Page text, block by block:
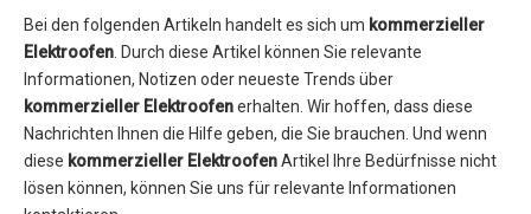
Bei den folgenden Artikeln handelt es sich um kommerzieller
Elektroofen . Durch diese Artikel können Sie relevante
Informationen, Notizen oder neueste Trends über
kommerzieller Elektroofenerhalten. Wir hoffen, dass diese
Nachrichten Ihnen die Hilfe geben, die Sie brauchen. Und wenn
diese kommerzieller ElektroofenArtikel Ihre Bedürfnisse nicht
lösen können, können Sie uns für relevante Informationen